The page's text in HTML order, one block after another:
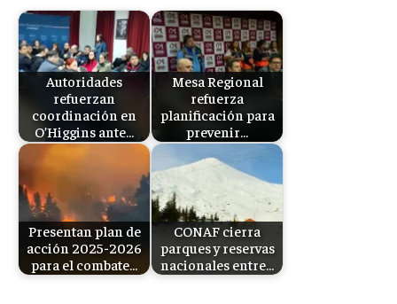
Autoridades
refuerzan
coordinación en
O’Higgins ante…
Mesa Regional
refuerza
planificación para
prevenir…
Presentan plan de
acción 2025-2026
para el combate…
CONAF cierra
parques y reservas
nacionales entre…